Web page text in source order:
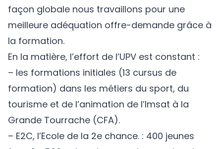
façon globale nous travaillons pour une
meilleure adéquation offre-demande grâce à
la formation.
En la matière, l’effort de l’UPV est constant :
– les formations initiales (13 cursus de
formation) dans les métiers du sport, du
tourisme et de l’animation de l’Imsat à la
Grande Tourrache (CFA).
– E2C, l’Ecole de la 2e chance. : 400 jeunes